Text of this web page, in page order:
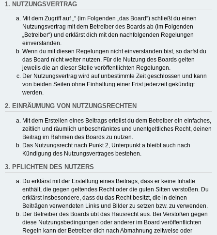
1. NUTZUNGSVERTRAG
Mit dem Zugriff auf „“ (im Folgenden „das Board“) schließt du einen
Nutzungsvertrag mit dem Betreiber des Boards ab (im Folgenden
„Betreiber“) und erklärst dich mit den nachfolgenden Regelungen
einverstanden.
Wenn du mit diesen Regelungen nicht einverstanden bist, so darfst du
das Board nicht weiter nutzen. Für die Nutzung des Boards gelten
jeweils die an dieser Stelle veröffentlichten Regelungen.
Der Nutzungsvertrag wird auf unbestimmte Zeit geschlossen und kann
von beiden Seiten ohne Einhaltung einer Frist jederzeit gekündigt
werden.
2. EINRÄUMUNG VON NUTZUNGSRECHTEN
Mit dem Erstellen eines Beitrags erteilst du dem Betreiber ein einfaches,
zeitlich und räumlich unbeschränktes und unentgeltliches Recht, deinen
Beitrag im Rahmen des Boards zu nutzen.
Das Nutzungsrecht nach Punkt 2, Unterpunkt a bleibt auch nach
Kündigung des Nutzungsvertrages bestehen.
3. PFLICHTEN DES NUTZERS
Du erklärst mit der Erstellung eines Beitrags, dass er keine Inhalte
enthält, die gegen geltendes Recht oder die guten Sitten verstoßen. Du
erklärst insbesondere, dass du das Recht besitzt, die in deinen
Beiträgen verwendeten Links und Bilder zu setzen bzw. zu verwenden.
Der Betreiber des Boards übt das Hausrecht aus. Bei Verstößen gegen
diese Nutzungsbedingungen oder anderer im Board veröffentlichten
Regeln kann der Betreiber dich nach Abmahnung zeitweise oder